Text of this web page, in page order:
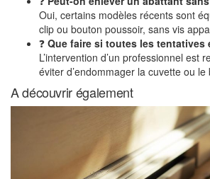
Oui, certains modèles récents sont
clip ou bouton poussoir, sans vis
❓ Que faire si toutes les tentatives
L’intervention d’un professionnel est
éviter d’endommager la cuvette ou le
A découvrir également